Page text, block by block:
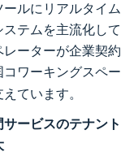
ルにリアルタイム
テムを主流化して
ーターが企業契約
ワーキングスペー
ています。
ービスのテナント